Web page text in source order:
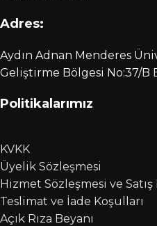
Adres:
Aydın Adnan Menderes
Geliştirme Bölgesi No:37/B
Politikalarımız
KVKK
Üyelik Sözleşmesi
Hizmet Sözleşmesi ve Satış
Teslimat ve İade Koşulları
Açık Rıza Beyanı